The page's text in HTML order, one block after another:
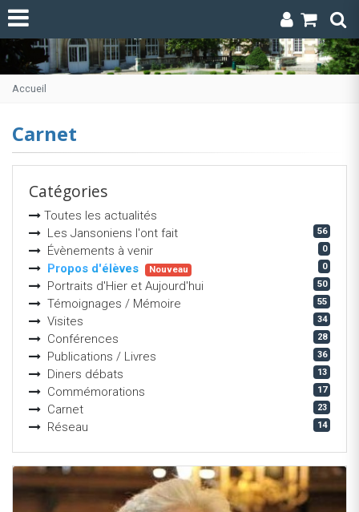
Accueil
Carnet
Catégories
Toutes les actualités
Les Jansoniens l'ont fait
56
Évènements à venir 0
Propos d'élèves Nouveau 0
Portraits d'Hier et Aujourd'hui 50
Témoignages / Mémoire 55
Visites 34
Conférences 28
Publications / Livres 36
Diners débats 13
Commémorations 17
Carnet 23
Réseau 14